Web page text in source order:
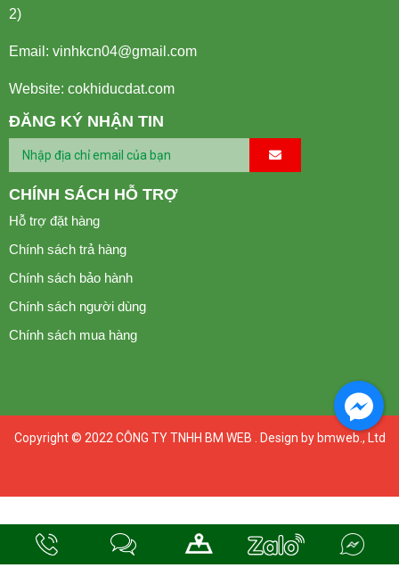
2)
Email: vinhkcn04@gmail.com
Website: cokhiducdat.com
ĐĂNG KÝ NHẬN TIN
CHÍNH SÁCH HỖ TRỢ
Hỗ trợ đặt hàng
Chính sách trả hàng
Chính sách bảo hành
Chính sách người dùng
Chính sách mua hàng
Copyright © 2022CÔNG TY TNHH BM WEB . Design by bmweb., Ltd